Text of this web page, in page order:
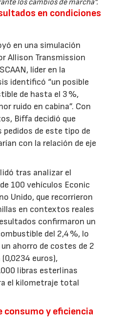
los cambios de marcha”.
en condiciones
en una simulación
Allison Transmission
líder en la
identificó “un posible
de hasta el 3 %,
ruido en cabina”. Con
Biffa decidió que
pedidos de este tipo de
con la relación de eje
tras analizar el
100 vehículos Econic
Unido, que recorrieron
en contextos reales
confirmaron un
del 2,4 %, lo
ahorro de costes de 2
euros),
libras esterlinas
el kilometraje total
consumo y eficiencia